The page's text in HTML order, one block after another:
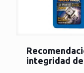
integridad